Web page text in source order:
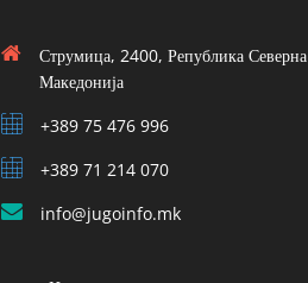
Струмица, 2400, Република Северна
Македонија
+389 75 476 996
+389 71 214 070
info@jugoinfo.mk